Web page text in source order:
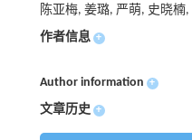
陈亚梅, 姜璐, 严萌, 史晓楠
作者信息 +
Author information +
文章历史 +